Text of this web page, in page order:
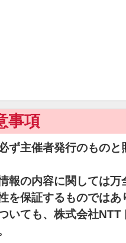
事項
ず主催者発行のものと
報の内容に関しては万
を保証するものではあ
いても、株式会社NTT